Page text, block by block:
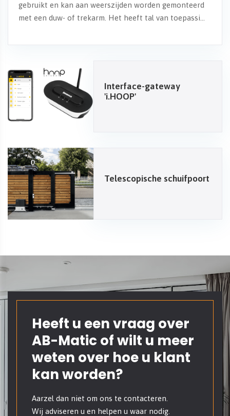
gebruikt en kan aan weerszijden worden gemonteerd
met een duw- of trekarm. Het heeft tal van toepassi...
Interface-gateway
'i.HOOP'
Telescopische schuifpoort
Heeft u een vraag over
AB-Matic of wilt u meer
weten over hoe u klant
kan worden?
Aarzel dan niet om ons te contacteren.
Wij adviseren u en helpen u waar nodig.